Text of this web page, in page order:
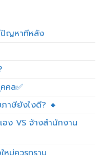
ปัญหาทีหลัง
คล✅
าษียังไงดี? 🔸
ง VS จ้างสำนักงาน